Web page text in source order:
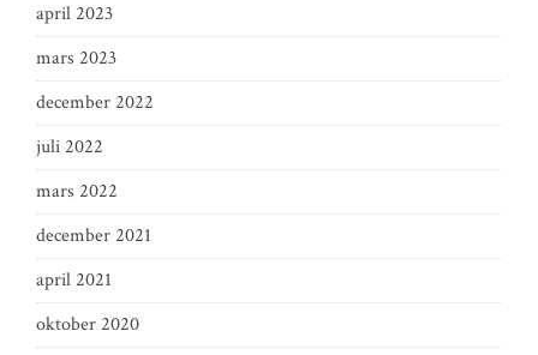
april 2023
mars 2023
december 2022
juli 2022
mars 2022
december 2021
april 2021
oktober 2020